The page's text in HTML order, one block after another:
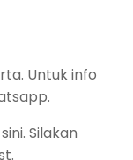
Untuk info
Silakan